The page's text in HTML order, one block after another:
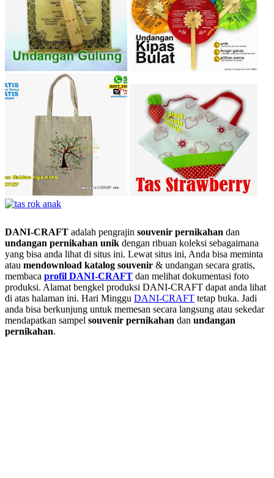
DANI-CRAFT adalah pengrajin souvenir pernikahan dan
undangan pernikahan unik dengan ribuan koleksi sebagaimana
yang bisa anda lihat di situs ini. Lewat situs ini, Anda bisa meminta
atau mendownload katalog souvenir & undangan secara gratis,
membaca profil DANI-CRAFT dan melihat dokumentasi foto
produksi. Alamat bengkel produksi DANI-CRAFT dapat anda lihat
di atas halaman ini. Hari Minggu DANI-CRAFT tetap buka. Jadi
anda bisa berkunjung untuk memesan secara langsung atau sekedar
mendapatkan sampel souvenir pernikahan dan undangan
pernikahan.